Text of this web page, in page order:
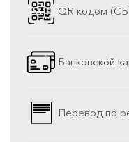
QR кодом
Банковской
Перевод по